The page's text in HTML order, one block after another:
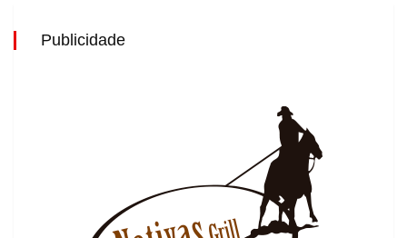
Publicidade